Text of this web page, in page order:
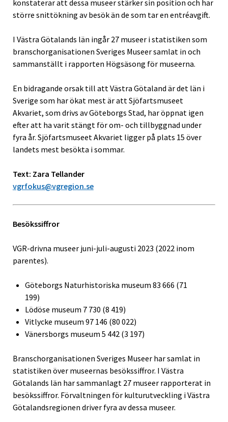
konstaterar att dessa museer stärker sin position och har
större snittökning av besök än de som tar en entréavgift.
I Västra Götalands län ingår 27 museer i statistiken som
branschorganisationen Sveriges Museer samlat in och
sammanställt i rapporten Högsäsong för museerna.
En bidragande orsak till att Västra Götaland är det län i
Sverige som har ökat mest är att Sjöfartsmuseet
Akvariet, som drivs av Göteborgs Stad, har öppnat igen
efter att ha varit stängt för om- och tillbyggnad under
fyra år. Sjöfartsmuseet Akvariet ligger på plats 15 över
landets mest besökta i sommar.
Text: Zara Tellander
vgrfokus@vgregion.se
Besökssiffror
VGR-drivna museer juni-juli-augusti 2023 (2022 inom
parentes).
Göteborgs Naturhistoriska museum 83 666 (71
199)
Lödöse museum 7 730 (8 419)
Vitlycke museum 97 146 (80 022)
Vänersborgs museum 5 442 (3 197)
Branschorganisationen Sveriges Museer har samlat in
statistiken över museernas besökssiffror. I Västra
Götalands län har sammanlagt 27 museer rapporterat in
besökssiffror. Förvaltningen för kulturutveckling i Västra
Götalandsregionen driver fyra av dessa museer.